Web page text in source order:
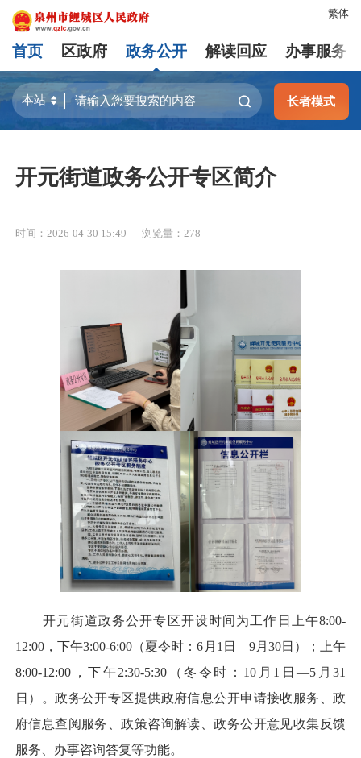
繁体
首页 区政府 政务公开 解读回应 办事服务
长者模式
开元街道政务公开专区简介
时间：2026-04-30 15:49 浏览量： 278
开元街道政务公开专区开设时间为工作日上午8:00-
12:00，下午3:00-6:00（夏令时：6月1日—9月30日）；上午
8:00-12:00，下午2:30-5:30（冬令时：10月1日—5月31
日）。政务公开专区提供政府信息公开申请接收服务、政
府信息查阅服务、政策咨询解读、政务公开意见收集反馈
服务、办事咨询答复等功能。